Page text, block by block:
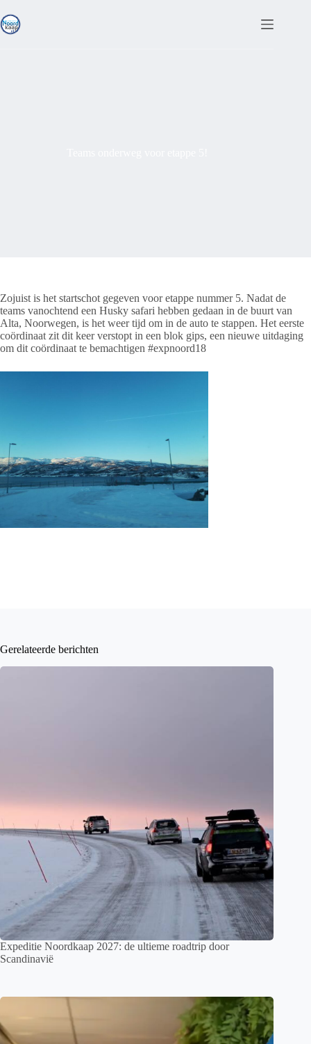
naar
de
Zojuist is het startschot gegeven voor etappe nummer 5. Nadat de
teams vanochtend een Husky safari hebben gedaan in de buurt van
Alta, Noorwegen, is het weer tijd om in de auto te stappen. Het eerste
coördinaat zit dit keer verstopt in een blok gips, een nieuwe uitdaging
om dit coördinaat te bemachtigen #expnoord18
Gerelateerde berichten
Expeditie Noordkaap 2027: de ultieme roadtrip door
Scandinavië